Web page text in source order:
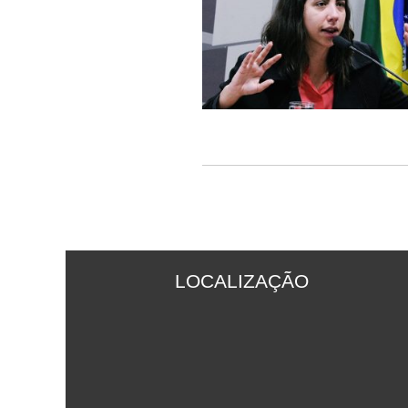
LOCALIZAÇÃO